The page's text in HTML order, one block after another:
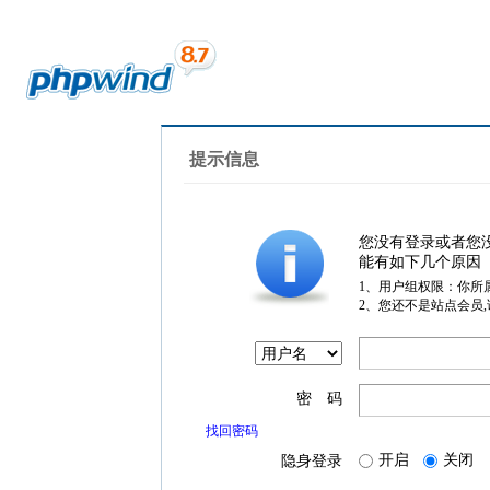
提示信息
您没有登录或者您
能有如下几个原因
1、用户组权限：你所
2、您还不是站点会员
密 码
找回密码
隐身登录 开启 关闭